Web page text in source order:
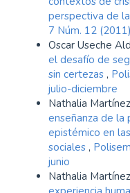
perspectiva de
7 Núm. 12
Oscar Useche
el desafío de
sin certezas ,
julio-diciembre
Nathalia
enseñanza de la
epistémico en
sociales ,
junio
Nathalia